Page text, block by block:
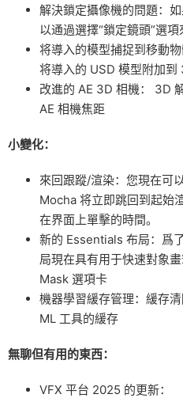
解決鎖定攝像機的問題：
以通過選擇“鎖定鏡頭”選
将導入的模型捕捉到移動
将導入的 USD 模型附加到
改進的 AE 3D 相機： 3D
AE 相機焦距
小變化：
來回跟蹤/渲染：您現在可
Mocha 将立即跳回到起始
在界面上單擊的時間。
新的 Essentials 布局：爲
局現在具有用于快速對象
Mask 選項卡
機器學習緩存管理：緩存
ML 工具的緩存
無聊但有用的東西：
VFX 平台 2025 的更新：